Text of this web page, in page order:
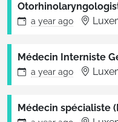
a year ago
Médecin Interniste
a year ago